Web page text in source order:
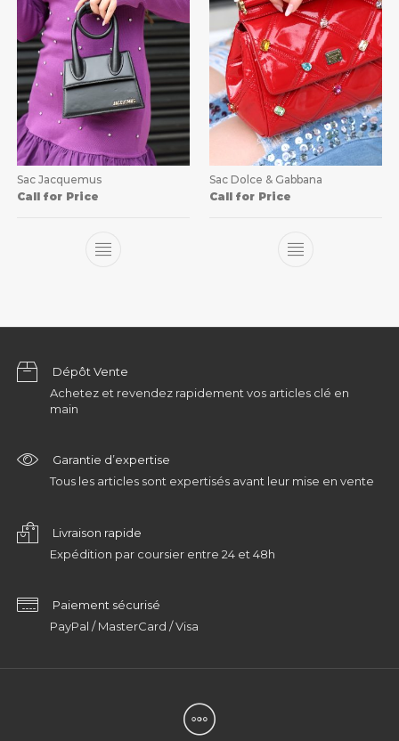
Sac Jacquemus
Call for Price
Sac Dolce & Gabbana
Call for Price
Dépôt Vente
Achetez et revendez rapidement vos articles clé en
main
Garantie d’expertise
Tous les articles sont expertisés avant leur mise en vente
Livraison rapide
Expédition par coursier entre 24 et 48h
Paiement sécurisé
PayPal / MasterCard / Visa